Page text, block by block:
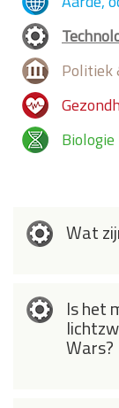
Politiek
Biologie
Wat
Is het
Wars?